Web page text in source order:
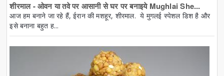
शीरमाल - ओवन या तवे पर आसानी से घर पर बनाइये Mughlai She...
आज हम बनाने जा रहे हैं, ईरान की मशहूर, शीरमाल. ये मुगलई स्पेशल डिश है और
इसे बनाना बहुत ह...